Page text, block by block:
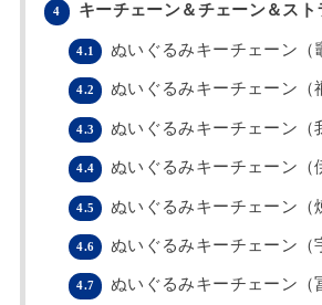
4 キーチェーン＆チェーン＆スト
4.1 ぬいぐるみキーチェーン（
4.2 ぬいぐるみキーチェーン（
4.3 ぬいぐるみキーチェーン（
4.4 ぬいぐるみキーチェーン（
4.5 ぬいぐるみキーチェーン（
4.6 ぬいぐるみキーチェーン（
4.7 ぬいぐるみキーチェーン（